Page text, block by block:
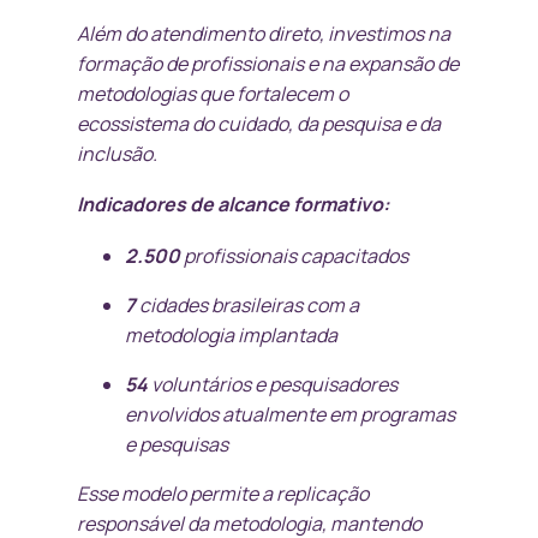
Além do atendimento direto, investimos na
formação de profissionais e na expansão de
metodologias que fortalecem o
ecossistema do cuidado, da pesquisa e da
inclusão.
Indicadores de alcance formativo:
2.500profissionais capacitados
7cidades brasileiras com a
metodologia implantada
54 voluntários e pesquisadores
envolvidos atualmente em programas
e pesquisas
Esse modelo permite a replicação
responsável da metodologia, mantendo